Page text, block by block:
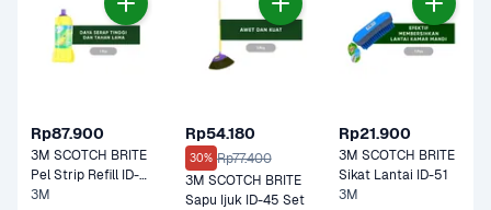
Rp87.900
3M SCOTCH BRITE
Pel Strip Refill ID-
73
3M
Rp54.180
30% Rp77.400
3M SCOTCH BRITE
Sapu Ijuk ID-45 Set
Rp21.900
3M SCOTCH BRITE
Sikat Lantai ID-51
3M